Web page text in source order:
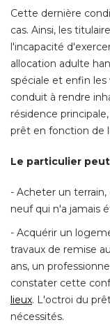
Cette dernière
cas. Ainsi, les
l'incapacité
allocation adulte
spéciale et enfin
conduit à rendre
résidence
prêt en fonction de
Le particulier
- Acheter un
neuf qui n'a jamais
- Acquérir un
travaux de remise
ans, un
constater cette
lieux. L'octroi du
nécessités.